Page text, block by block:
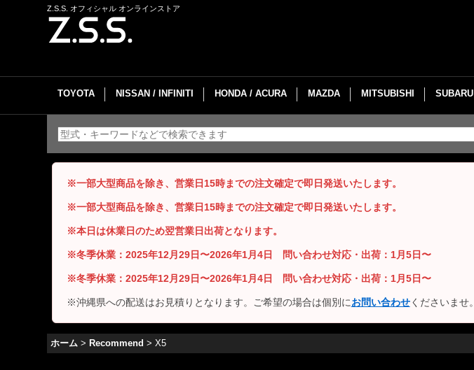
Z.S.S. オフィシャル オンラインストア
TOYOTA NISSAN / INFINITI HONDA / ACURA MAZDA MITSUBISHI SUBARU
※一部大型商品を除き、営業日15時までの注文確定で即日発送いたします。
※一部大型商品を除き、営業日15時までの注文確定で即日発送いたします。
※本日は休業日のため翌営業日出荷となります。
※冬季休業：2025年12月29日〜2026年1月4日 問い合わせ対応・出荷：1月5日〜
※冬季休業：2025年12月29日〜2026年1月4日 問い合わせ対応・出荷：1月5日〜
※沖縄県への配送はお見積りとなります。ご希望の場合は個別にお問い合わせくださいませ。
ホーム > Recommend > X5